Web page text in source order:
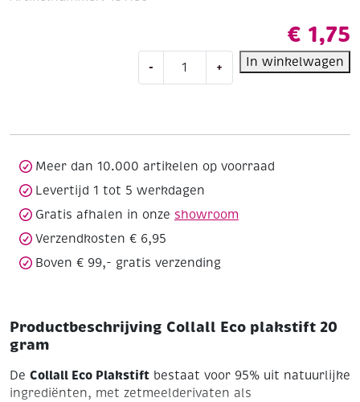
€ 1,75
- + In winkelwagen
Meer dan 10.000 artikelen op voorraad
Levertijd 1 tot 5 werkdagen
Gratis afhalen in onze showroom
Verzendkosten € 6,95
Boven € 99,- gratis verzending
Productbeschrijving Collall Eco plakstift 20
gram
De Collall Eco Plakstift bestaat voor 95% uit natuurlijke
ingrediënten, met zetmeelderivaten als